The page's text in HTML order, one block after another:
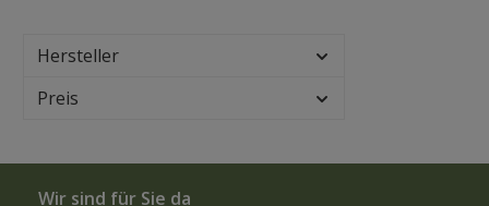
Hersteller
Preis
Wir sind für Sie da